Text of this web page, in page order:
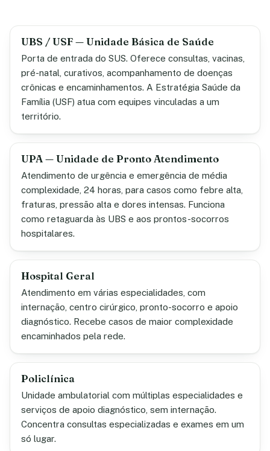
UBS / USF — Unidade Básica de Saúde
Porta de entrada do SUS. Oferece consultas, vacinas,
pré-natal, curativos, acompanhamento de doenças
crônicas e encaminhamentos. A Estratégia Saúde da
Família (USF) atua com equipes vinculadas a um
território.
UPA — Unidade de Pronto Atendimento
Atendimento de urgência e emergência de média
complexidade, 24 horas, para casos como febre alta,
fraturas, pressão alta e dores intensas. Funciona
como retaguarda às UBS e aos prontos-socorros
hospitalares.
Hospital Geral
Atendimento em várias especialidades, com
internação, centro cirúrgico, pronto-socorro e apoio
diagnóstico. Recebe casos de maior complexidade
encaminhados pela rede.
Policlínica
Unidade ambulatorial com múltiplas especialidades e
serviços de apoio diagnóstico, sem internação.
Concentra consultas especializadas e exames em um
só lugar.